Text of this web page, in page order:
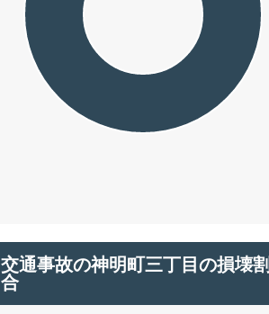
交通事故の神明町三丁目の損壊割
合